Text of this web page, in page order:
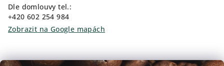
Dle domlouvy tel.:
+420 602 254 984
Zobrazit na Google mapách